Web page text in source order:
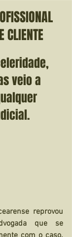
CLIENTE
veio a
reprovou
que se